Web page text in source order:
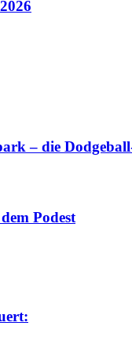
– die
Podest